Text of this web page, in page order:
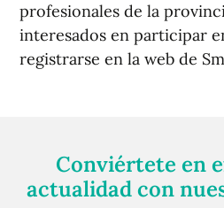
profesionales de la
interesados en participar
registrarse en la web de
Conviértete en
actualidad con